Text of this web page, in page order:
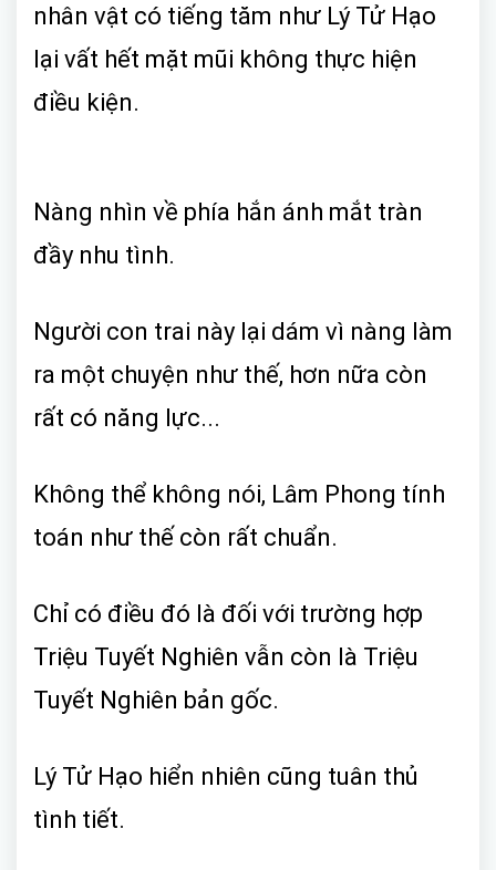
nhân vật có tiếng tăm như Lý Tử Hạo
lại vất hết mặt mũi không thực hiện
điều kiện.
Nàng nhìn về phía hắn ánh mắt tràn
đầy nhu tình.
Người con trai này lại dám vì nàng làm
ra một chuyện như thế, hơn nữa còn
rất có năng lực...
Không thể không nói, Lâm Phong tính
toán như thế còn rất chuẩn.
Chỉ có điều đó là đối với trường hợp
Triệu Tuyết Nghiên vẫn còn là Triệu
Tuyết Nghiên bản gốc.
Lý Tử Hạo hiển nhiên cũng tuân thủ
tình tiết.